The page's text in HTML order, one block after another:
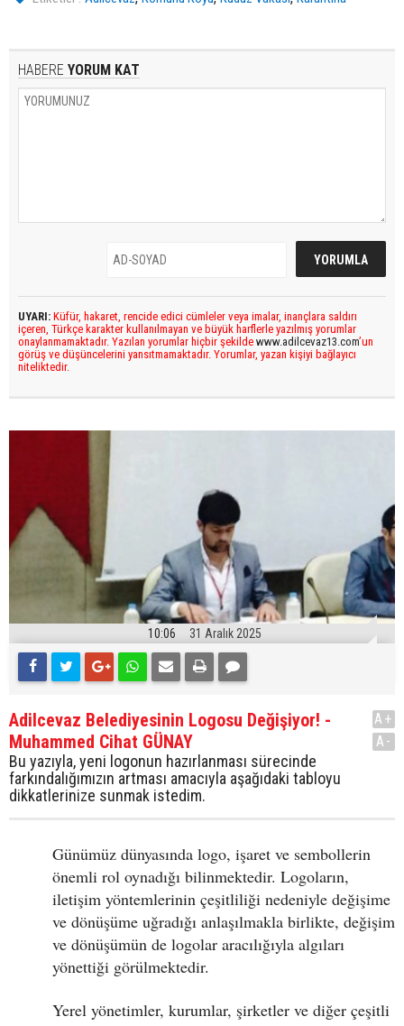
HABERE YORUM KAT
UYARI: Küfür, hakaret, rencide edici cümleler veya imalar, inançlara saldırı
içeren, Türkçe karakter kullanılmayan ve büyük harflerle yazılmış yorumlar
onaylanmamaktadır. Yazılan yorumlar hiçbir şekilde www.adilcevaz13.com’un
görüş ve düşüncelerini yansıtmamaktadır. Yorumlar, yazan kişiyi bağlayıcı
niteliktedir.
10:06 31 Aralık 2025
Adilcevaz Belediyesinin Logosu Değişiyor! -
Muhammed Cihat GÜNAY
Bu yazıyla, yeni logonun hazırlanması sürecinde
farkındalığımızın artması amacıyla aşağıdaki tabloyu
dikkatlerinize sunmak istedim.
A+
A-
Günümüz dünyasında logo, işaret ve sembollerin
önemli rol oynadığı bilinmektedir. Logoların,
iletişim yöntemlerinin çeşitliliği nedeniyle değişime
ve dönüşüme uğradığı anlaşılmakla birlikte, değişim
ve dönüşümün de logolar aracılığıyla algıları
yönettiği görülmektedir.
Yerel yönetimler, kurumlar, şirketler ve diğer çeşitli